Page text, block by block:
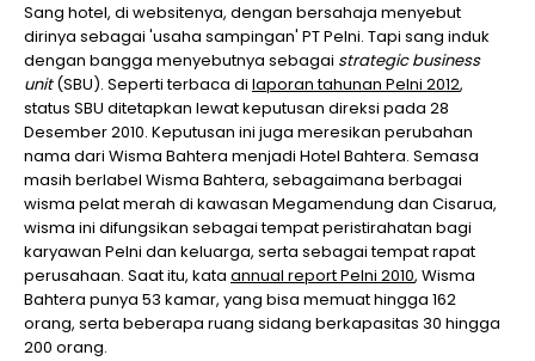
Sang hotel, di websitenya, dengan bersahaja menyebut
dirinya sebagai 'usaha sampingan' PT Pelni. Tapi sang induk
dengan bangga menyebutnya sebagai strategic business
unit(SBU). Seperti terbaca di laporan tahunan Pelni 2012,
status SBU ditetapkan lewat keputusan direksi pada 28
Desember 2010. Keputusan ini juga meresikan perubahan
nama dari Wisma Bahtera menjadi Hotel Bahtera. Semasa
masih berlabel Wisma Bahtera, sebagaimana berbagai
wisma pelat merah di kawasan Megamendung dan Cisarua,
wisma ini difungsikan sebagai tempat peristirahatan bagi
karyawan Pelni dan keluarga, serta sebagai tempat rapat
perusahaan. Saat itu, kata annual report Pelni 2010, Wisma
Bahtera punya 53 kamar, yang bisa memuat hingga 162
orang, serta beberapa ruang sidang berkapasitas 30 hingga
200 orang.